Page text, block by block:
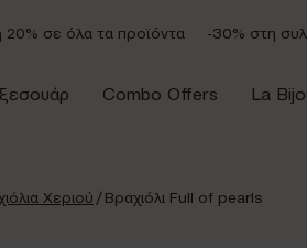
σε όλα τα προϊόντα -30% στη
Combo Offers La
Χεριού / Βραχιόλι Full of pearls